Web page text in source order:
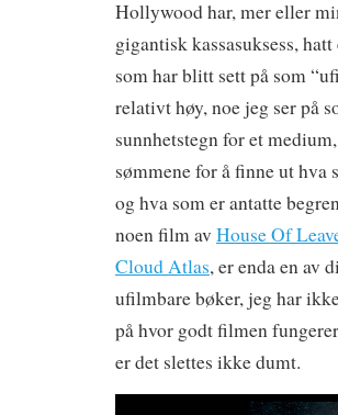
Hollywood har, mer eller
gigantisk kassasuksess,
som har blitt sett på som
relativt høy, noe jeg ser på
sunnhetstegn for et
sømmene for å finne ut
og hva som er antatte
noen film av House Of
Cloud Atlas, er enda en av
ufilmbare bøker, jeg har
på hvor godt filmen
er det slettes ikke dumt.